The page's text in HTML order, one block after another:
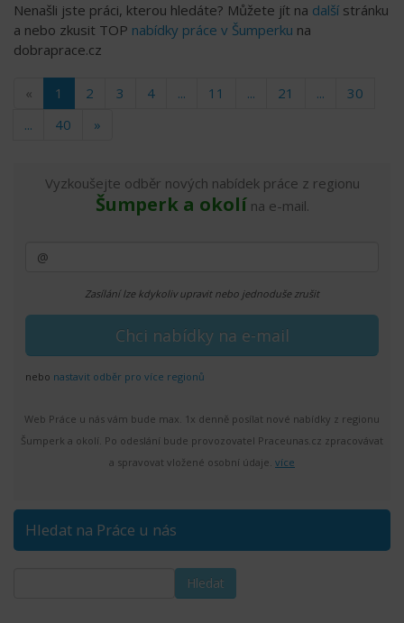
Nenašli jste práci, kterou hledáte? Můžete jít na další stránku
a nebo zkusit TOP nabídky práce v Šumperku na
dobraprace.cz
« 1 2 3 4 ... 11 ... 21 ...
30
...
40 »
Vyzkoušejte odběr nových nabídek práce z regionu
Šumperk a okolí na e-mail.
Zasílání lze kdykoliv upravit nebo jednoduše zrušit
nebo nastavit odběr pro více regionů
Web Práce u nás vám bude max. 1x denně posílat nové nabídky z regionu
Šumperk a okolí. Po odeslání bude provozovatel Praceunas.cz zpracovávat
a spravovat vložené osobní údaje. více
Hledat na Práce u nás